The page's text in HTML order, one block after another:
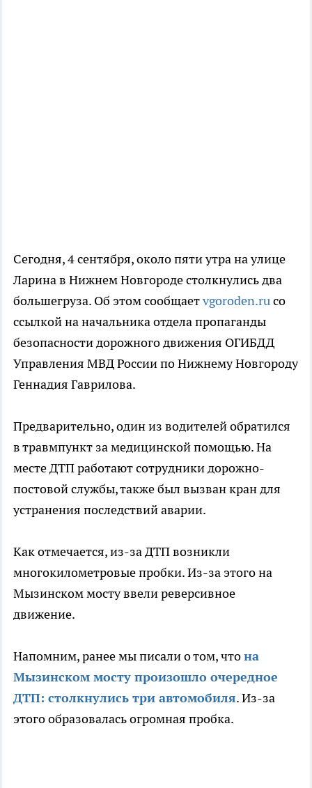
Сегодня, 4 сентября, около пяти утра на улице
Ларина в Нижнем Новгороде столкнулись два
большегруза. Об этом сообщаетvgoroden.ruсо
ссылкой на начальника отдела пропаганды
безопасности дорожного движения ОГИБДД
Управления МВД России по Нижнему Новгороду
Геннадия Гаврилова.
Предварительно, один из водителей обратился
в травмпункт за медицинской помощью. На
месте ДТП работают сотрудники дорожно-
постовой службы, также был вызван кран для
устранения последствий аварии.
Как отмечается, из-за ДТП возникли
многокилометровые пробки. Из-за этого на
Мызинском мосту ввели реверсивное
движение.
Напомним, ранее мы писали о том, чтона
Мызинском мосту произошло очередное
ДТП: столкнулись три автомобиля. Из-за
этого образовалась огромная пробка.